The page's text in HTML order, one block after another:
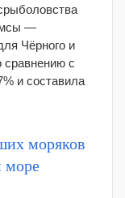
—
Чёрного и
с
и составила
моряков
море